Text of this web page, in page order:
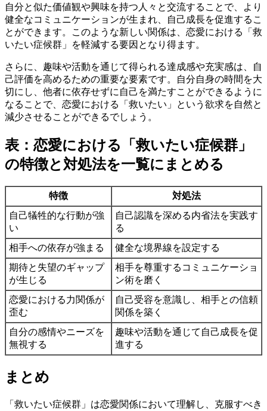
自分と似た価値観や興味を持つ人々と交流することで、より
健全なコミュニケーションが生まれ、自己成長を促進するこ
とができます。このような新しい関係は、恋愛における「救
いたい症候群」を軽減する要因となり得ます。
さらに、趣味や活動を通じて得られる達成感や充実感は、自
己評価を高めるための重要な要素です。自分自身の時間を大
切にし、他者に依存せずに自己を満たすことができるように
なることで、恋愛における「救いたい」という欲求を自然と
減少させることができるでしょう。
表：恋愛における「救いたい症候群」
の特徴と対処法を一覧にまとめる
特徴
対処法
自己犠牲的な行動が強
い
自己認識を深める内省法を実践す
る
相手への依存が強まる
健全な境界線を設定する
期待と失望のギャップ
が生じる
相手を尊重するコミュニケーショ
ン術を磨く
恋愛における力関係が
歪む
自己受容を意識し、相手との信頼
関係を築く
自分の感情やニーズを
無視する
趣味や活動を通じて自己成長を促
進する
まとめ
「救いたい症候群」は恋愛関係において理解し、克服すべき